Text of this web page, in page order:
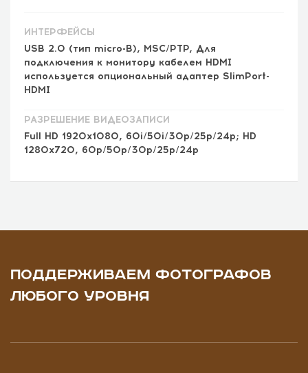
ИНТЕРФЕЙСЫ
USB 2.0 (тип micro-B), MSC/PTP, Для
подключения к монитору кабелем HDMI
используется опциональный адаптер SlimPort-
HDMI
РАЗРЕШЕНИЕ ВИДЕОЗАПИСИ
Full HD 1920x1080, 60i/50i/30p/25p/24p; HD
1280x720, 60p/50p/30p/25p/24p
ПОДДЕРЖИВАЕМ ФОТОГРАФОВ
ЛЮБОГО УРОВНЯ